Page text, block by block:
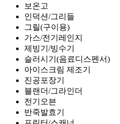
보온고
인덕션/그리들
그릴(구이용)
가스/전기레인지
제빙기/빙수기
슬러시기(음료디스펜서)
아이스크림 제조기
진공포장기
블랜더/그라인더
전기오븐
반죽발효기